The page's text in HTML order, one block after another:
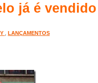
já é vendido
LANÇAMENTOS